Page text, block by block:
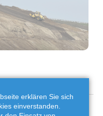
erklären Sie sich
einverstanden.